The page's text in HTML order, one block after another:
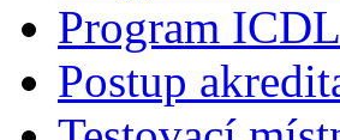
Program
Postup